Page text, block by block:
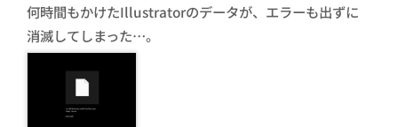
何時間もかけたIllustratorのデータが、エラーも出ずに
消滅してしまった…。